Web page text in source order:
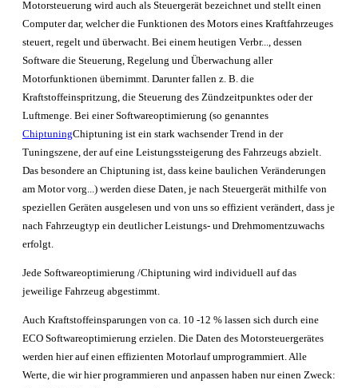
Motorsteuerung wird auch als Steuergerät bezeichnet und stellt einen
Computer dar, welcher die Funktionen des Motors eines Kraftfahrzeuges
steuert, regelt und überwacht. Bei einem heutigen Verbr..., dessen
Software die Steuerung, Regelung und Überwachung aller
Motorfunktionen übernimmt. Darunter fallen z. B. die
Kraftstoffeinspritzung, die Steuerung des Zündzeitpunktes oder der
Luftmenge. Bei einer Softwareoptimierung (so genanntes
ChiptuningChiptuning ist ein stark wachsender Trend in der
Tuningszene, der auf eine Leistungssteigerung des Fahrzeugs abzielt.
Das besondere an Chiptuning ist, dass keine baulichen Veränderungen
am Motor vorg...) werden diese Daten, je nach Steuergerät mithilfe von
speziellen Geräten ausgelesen und von uns so effizient verändert, dass je
nach Fahrzeugtyp ein deutlicher Leistungs- und Drehmomentzuwachs
erfolgt.
Jede Softwareoptimierung /Chiptuning wird individuell auf das
jeweilige Fahrzeug abgestimmt.
Auch Kraftstoffeinsparungen von ca. 10 -12 % lassen sich durch eine
ECO Softwareoptimierung erzielen. Die Daten des Motorsteuergerätes
werden hier auf einen effizienten Motorlauf umprogrammiert. Alle
Werte, die wir hier programmieren und anpassen haben nur einen Zweck: